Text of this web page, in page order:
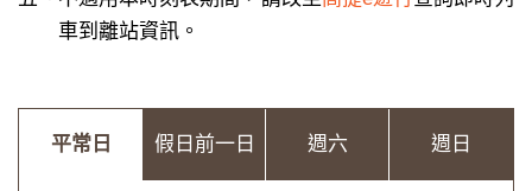
車到離站資訊。
平常日 假日前一日 週六 週日